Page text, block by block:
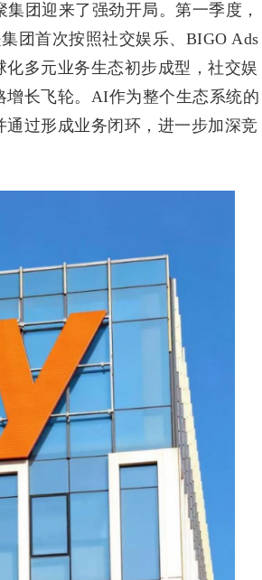
团迎来了强劲开局。第一季度，
团首次按照社交娱乐、BIGO Ads
多元业务生态初步成型，社交娱
长飞轮。AI作为整个生态系统的
过形成业务闭环，进一步加深竞